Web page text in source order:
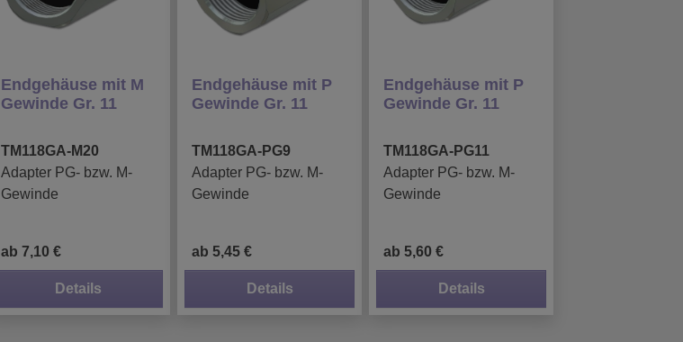
Endgehäuse mit M
Gewinde Gr. 11
TM118GA-M20
Adapter PG- bzw. M-
Gewinde
ab 7,10 €
Details
Endgehäuse mit P
Gewinde Gr. 11
TM118GA-PG9
Adapter PG- bzw. M-
Gewinde
ab 5,45 €
Details
Endgehäuse mit P
Gewinde Gr. 11
TM118GA-PG11
Adapter PG- bzw. M-
Gewinde
ab 5,60 €
Details